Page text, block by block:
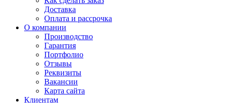
Доставка
Оплата и рассрочка
О компании
Производство
Гарантия
Портфолио
Отзывы
Реквизиты
Вакансии
Карта сайта
Клиентам